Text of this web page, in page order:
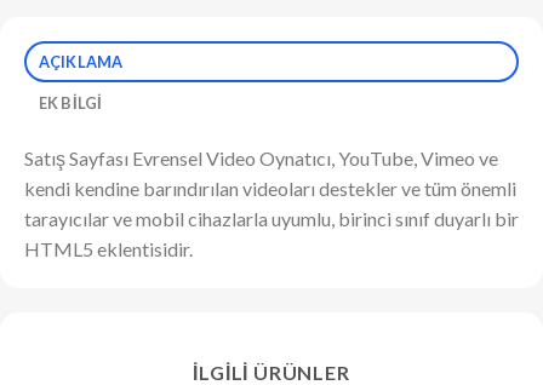
AÇIKLAMA
EK BILGI
Satış Sayfası Evrensel Video Oynatıcı, YouTube, Vimeo ve
kendi kendine barındırılan videoları destekler ve tüm önemli
tarayıcılar ve mobil cihazlarla uyumlu, birinci sınıf duyarlı bir
HTML5 eklentisidir.
İLGILI ÜRÜNLER